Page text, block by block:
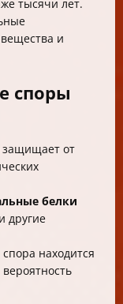
тысячи лет.
и
споры
защищает от
белки
другие
находится